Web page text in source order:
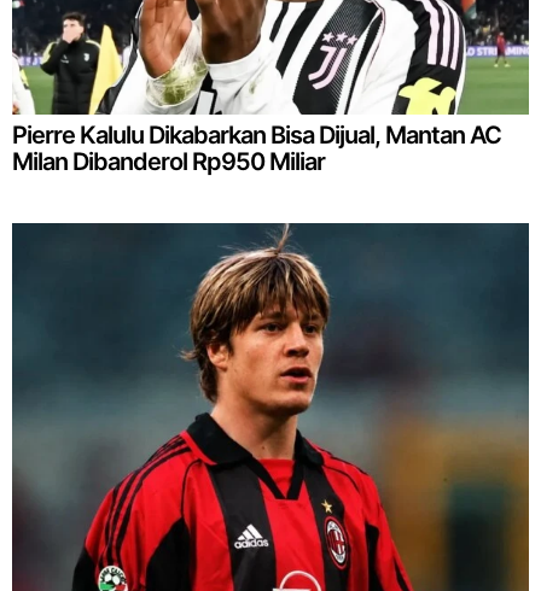
Pierre Kalulu Dikabarkan Bisa Dijual, Mantan AC
Milan Dibanderol Rp950 Miliar